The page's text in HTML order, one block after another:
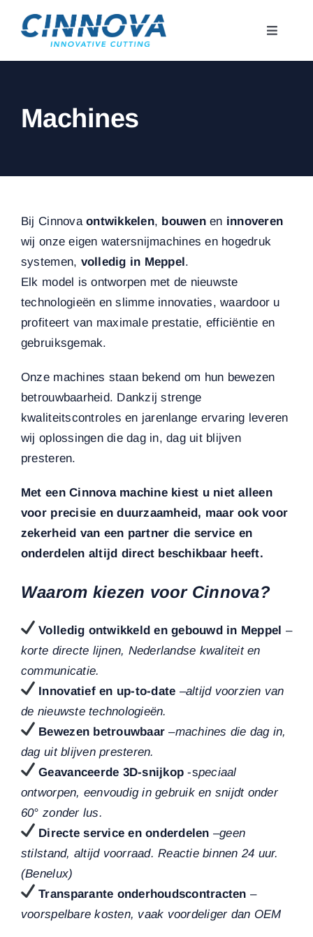
Toggle
Machines
Contact
Webshop
Machines
Bij Cinnovaontwikkelen, bouwenen innoveren
wij onze eigen watersnijmachines en hogedruk
systemen, volledig in Meppel.
Elk model is ontworpen met de nieuwste
technologieën en slimme innovaties, waardoor u
profiteert van maximale prestatie, efficiëntie en
gebruiksgemak.
Onze machines staan bekend om hun bewezen
betrouwbaarheid. Dankzij strenge
kwaliteitscontroles en jarenlange ervaring leveren
wij oplossingen die dag in, dag uit blijven
presteren.
Met een Cinnova machine kiest u niet alleen
voor precisie en duurzaamheid, maar ook voor
zekerheid van een partner die service en
onderdelen altijd direct beschikbaar heeft.
Waarom kiezen voor Cinnova?
Volledig ontwikkeld en gebouwd in Meppel –
korte directe lijnen, Nederlandse kwaliteit en
communicatie.
Innovatief en up-to-date –altijd voorzien van
de nieuwste technologieën.
Bewezen betrouwbaar –machines die dag in,
dag uit blijven presteren.
Geavanceerde 3D-snijkop -speciaal
ontworpen, eenvoudig in gebruik en snijdt onder
60° zonder lus.
Directe service en onderdelen –geen
stilstand, altijd voorraad. Reactie binnen 24 uur.
(Benelux)
Transparante onderhoudscontracten –
voorspelbare kosten, vaak voordeliger dan OEM